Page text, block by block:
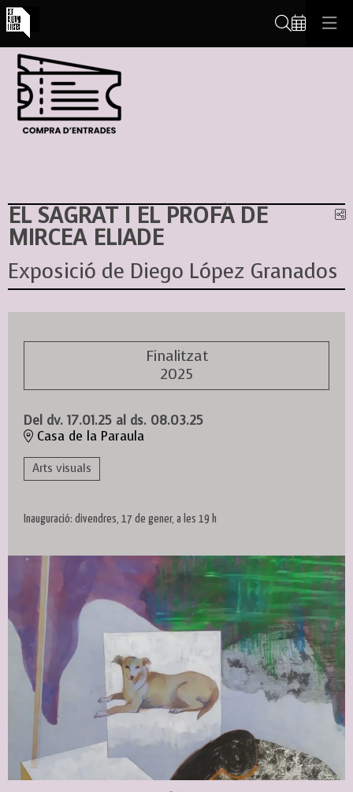
EL SAGRAT I EL PROFÀ DE
MIRCEA ELIADE
Exposició de Diego López Granados
Finalitzat
2025
Del dv. 17.01.25 al ds. 08.03.25
Casa de la Paraula
Arts visuals
Inauguració: divendres, 17 de gener, a les 19 h